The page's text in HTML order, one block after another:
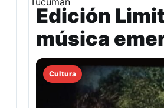
Edición
música
Cultura